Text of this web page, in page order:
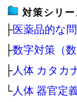
対策シリ
├医薬品的な
├数字対策（
├人体 カタカ
└人体 器官定